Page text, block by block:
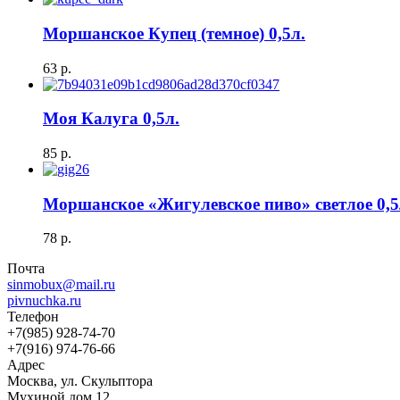
Моршанское Купец (темное) 0,5л.
63 р.
Моя Калуга 0,5л.
85 р.
Моршанское «Жигулевское пиво» светлое
78 р.
Почта
sinmobux@mail.ru
pivnuchka.ru
Телефон
+7(985) 928-74-70
+7(916) 974-76-66
Адрес
Москва, ул. Скульптора